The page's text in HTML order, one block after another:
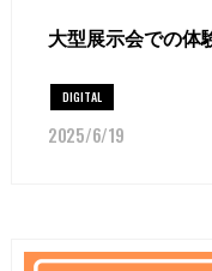
大型展示会での体
DIGITAL
2025/6/19